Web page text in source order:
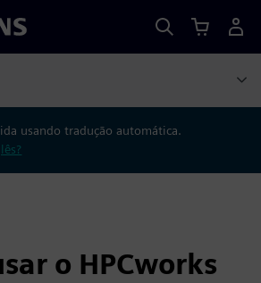
usando tradução automática.
o HPCworks